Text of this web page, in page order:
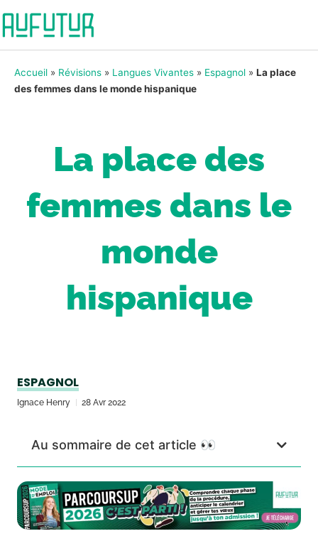
Accueil » Révisions » Langues Vivantes » Espagnol » La place
des femmes dans le monde hispanique
La place des
femmes dans le
monde
hispanique
ESPAGNOL
Ignace Henry 28 Avr 2022
Au sommaire de cet article 👀